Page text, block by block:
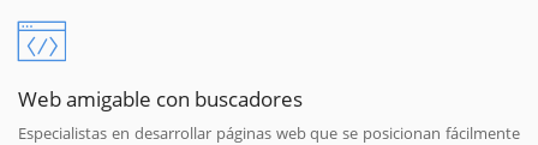
Web amigable con buscadores
Especialistas en desarrollar páginas web que se posicionan fácilmente